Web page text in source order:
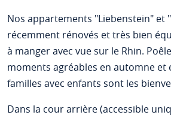
Nos appartements "Liebenstein" et
récemment rénovés et très bien
à manger avec vue sur le Rhin.
moments agréables en automne et
familles avec enfants sont les
Dans la cour arrière (accessible